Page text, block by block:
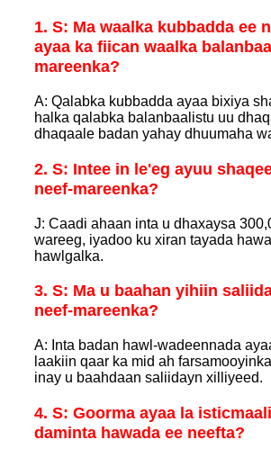
1. S: Ma waalka kubbadda ee
ayaa ka fiican waalka
mareenka?
A: Qalabka kubbadda ayaa bixiya
halka qalabka balanbaalistu uu
dhaqaale badan yahay dhuumaha
2. S: Intee in le'eg ayuu
neef-mareenka?
J: Caadi ahaan inta u dhaxaysa
wareeg, iyadoo ku xiran tayada
hawlgalka.
3. S: Ma u baahan yihiin
neef-mareenka?
A: Inta badan hawl-wadeennada
laakiin qaar ka mid ah
inay u baahdaan saliidayn xilliyeed.
4. S: Goorma ayaa la
daminta hawada ee neefta?